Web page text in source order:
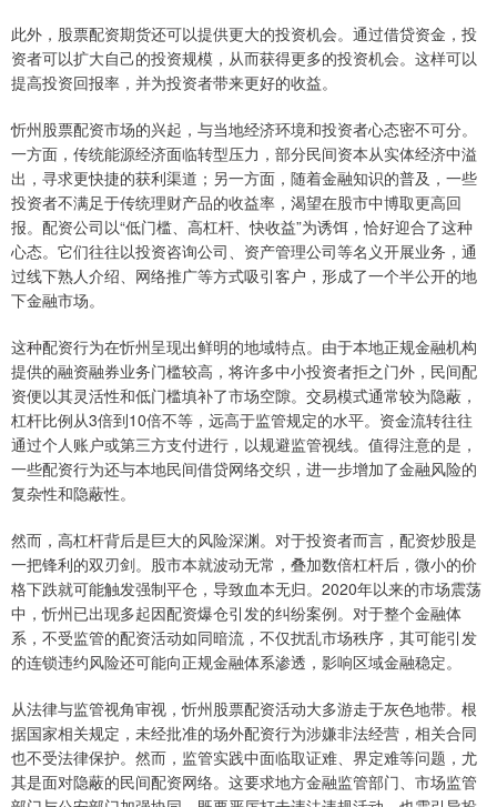
此外，股票配资期货还可以提供更大的投资机会。通过借贷资金，投
资者可以扩大自己的投资规模，从而获得更多的投资机会。这样可以
提高投资回报率，并为投资者带来更好的收益。
忻州股票配资市场的兴起，与当地经济环境和投资者心态密不可分。
一方面，传统能源经济面临转型压力，部分民间资本从实体经济中溢
出，寻求更快捷的获利渠道；另一方面，随着金融知识的普及，一些
投资者不满足于传统理财产品的收益率，渴望在股市中博取更高回
报。配资公司以“低门槛、高杠杆、快收益”为诱饵，恰好迎合了这种
心态。它们往往以投资咨询公司、资产管理公司等名义开展业务，通
过线下熟人介绍、网络推广等方式吸引客户，形成了一个半公开的地
下金融市场。
这种配资行为在忻州呈现出鲜明的地域特点。由于本地正规金融机构
提供的融资融券业务门槛较高，将许多中小投资者拒之门外，民间配
资便以其灵活性和低门槛填补了市场空隙。交易模式通常较为隐蔽，
杠杆比例从3倍到10倍不等，远高于监管规定的水平。资金流转往往
通过个人账户或第三方支付进行，以规避监管视线。值得注意的是，
一些配资行为还与本地民间借贷网络交织，进一步增加了金融风险的
复杂性和隐蔽性。
然而，高杠杆背后是巨大的风险深渊。对于投资者而言，配资炒股是
一把锋利的双刃剑。股市本就波动无常，叠加数倍杠杆后，微小的价
格下跌就可能触发强制平仓，导致血本无归。2020年以来的市场震荡
中，忻州已出现多起因配资爆仓引发的纠纷案例。对于整个金融体
系，不受监管的配资活动如同暗流，不仅扰乱市场秩序，其可能引发
的连锁违约风险还可能向正规金融体系渗透，影响区域金融稳定。
从法律与监管视角审视，忻州股票配资活动大多游走于灰色地带。根
据国家相关规定，未经批准的场外配资行为涉嫌非法经营，相关合同
也不受法律保护。然而，监管实践中面临取证难、界定难等问题，尤
其是面对隐蔽的民间配资网络。这要求地方金融监管部门、市场监管